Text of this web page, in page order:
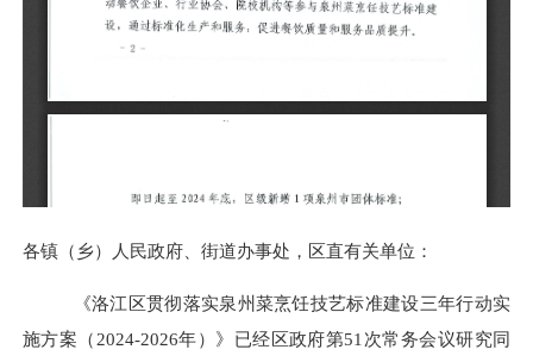
各镇（乡）人民政府、街道办事处，区直有关单位：
《洛江区贯彻落实泉州菜烹饪技艺标准建设三年行动实
施方案（ 2024-2026年）》已经区政府第51次常务会议研究同